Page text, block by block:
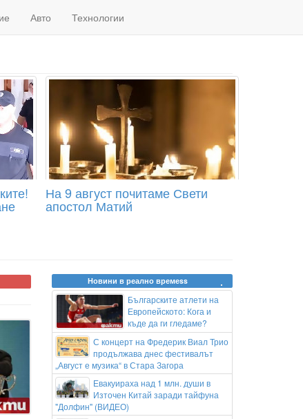
Авто Технологии
На 9 август почитаме Свети
апостол Матий
Новини в реално времеss
Българските атлети на
Европейското: Кога и
къде да ги гледаме?
С концерт на Фредерик Виал Трио
продължава днес фестивалът
„Август е музика“ в Стара Загора
Евакуираха над 1 млн. души в
Източен Китай заради тайфуна
"Долфин" (ВИДЕО)